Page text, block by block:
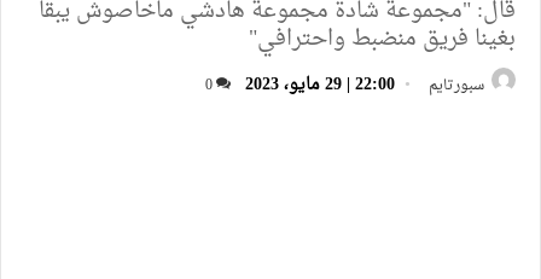
قال: "مجموعة شادة مجموعة هادشي ماخاصوش يبقا
بغينا فريق منضبط واحترافي"
سبورتايم 22:00 | 29 مايو، 2023 0